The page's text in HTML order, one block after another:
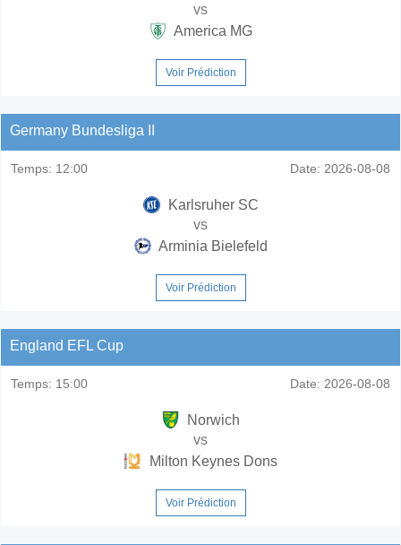
vs
America MG
Voir Prédiction
Germany Bundesliga II
Temps: 12:00 Date: 2026-08-08
Karlsruher SC
vs
Arminia Bielefeld
Voir Prédiction
England EFL Cup
Temps: 15:00 Date: 2026-08-08
Norwich
vs
Milton Keynes Dons
Voir Prédiction